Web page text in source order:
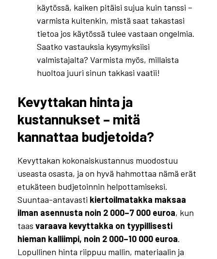
käytössä, kaiken pitäisi sujua kuin tanssi –
varmista kuitenkin, mistä saat takastasi
tietoa jos käytössä tulee vastaan ongelmia.
Saatko vastauksia kysymyksiisi
valmistajalta? Varmista myös, millaista
huoltoa juuri sinun takkasi vaatii!
Kevyttakan hinta ja
kustannukset – mitä
kannattaa budjetoida?
Kevyttakan kokonaiskustannus muodostuu
useasta osasta, ja on hyvä hahmottaa nämä erät
etukäteen budjetoinnin helpottamiseksi.
Suuntaa-antavasti kiertoilmatakka maksaa
ilman asennusta noin 2 000–7 000 euroa, kun
taas varaava kevyttakka on tyypillisesti
hieman kalliimpi, noin 2 000–10 000 euroa.
Lopullinen hinta riippuu mallin, materiaalin ja